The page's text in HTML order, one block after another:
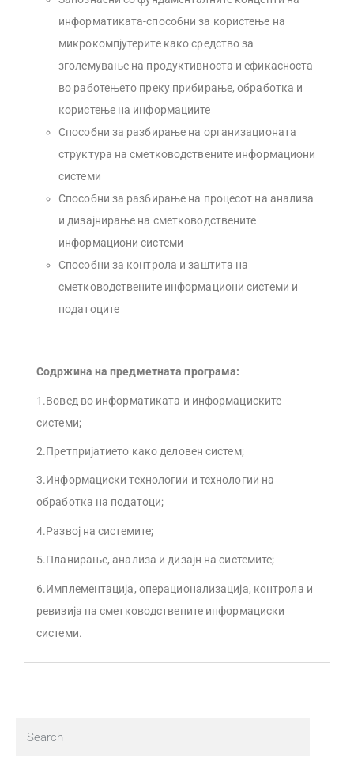
информатиката-способни за користење на
микрокомпјутерите како средство за
зголемување на продуктивноста и ефикасноста
во работењето преку прибирање, обработка и
користење на информациите
Способни за разбирање на организационата
структура на сметководствените информациони
системи
Способни за разбирање на процесот на анализа
и дизајнирање на сметководствените
информациони системи
Способни за контрола и заштита на
сметководствените информациони системи и
податоците
Содржина на предметната програма:
1.Вовед во информатиката и информациските
системи;
2.Претпријатието како деловен систем;
3.Информациски технологии и технологии на
обработка на податоци;
4.Развој на системите;
5.Планирање, анализа и дизајн на системите;
6.Имплементација, операционализација, контрола и
ревизија на сметководствените информациски
системи.